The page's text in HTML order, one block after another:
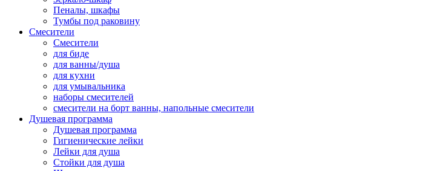
Пеналы, шкафы
Тумбы под раковину
Смесители
Смесители
для биде
для ванны/душа
для кухни
для умывальника
наборы смесителей
смесители на борт ванны, напольные смесители
Душевая программа
Душевая программа
Гигиенические лейки
Лейки для душа
Стойки для душа